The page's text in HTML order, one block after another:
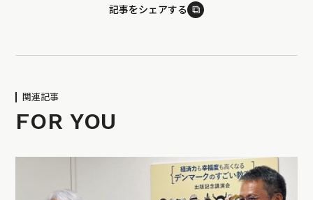
記事をシェアする ⧉
関連記事
FOR YOU